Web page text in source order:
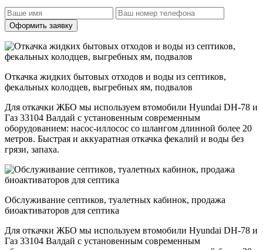
Откачка жидких бытовых отходов и воды из септиков,
фекальных колодцев, выгребных ям, подвалов
Для откачки ЖБО мы используем втомобили Hyundai DH-78 и
Газ 33104 Валдай с установенным современным
оборудованием: насос-иллосос со шлангом длинной более 20
метров. Быстрая и аккуаратная откачка фекалий и воды без
грязи, запаха.
Обслуживание септиков, туалетных кабинок, продажа
биоактиваторов для септика
Для откачки ЖБО мы используем втомобили Hyundai DH-78 и
Газ 33104 Валдай с установенным современным